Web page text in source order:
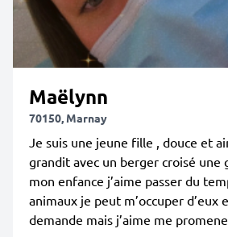
Maëlynn
70150, Marnay
Je suis une jeune fille , douce et
grandit avec un berger croisé une
mon enfance j’aime passer du
animaux je peut m’occuper d’eux
demande mais j’aime me